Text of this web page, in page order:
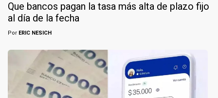
Que bancos pagan la tasa más alta de plazo fijo
al día de la fecha
Por ERIC NESICH